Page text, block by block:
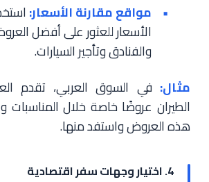
مواقع مقارنة الأسعار:
الأسعار للعثور على أفضل
والفنادق وتأجير السيارات.
مثال: في السوق العربي، تقدم
الطيران عروضًا خاصة خلال المناسبات
هذه العروض واستفد منها.
4. اختيار وجهات سفر اقتصادية